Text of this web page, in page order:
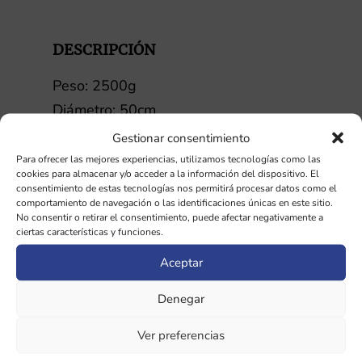
Gestionar consentimiento
Para ofrecer las mejores experiencias, utilizamos tecnologías como las
cookies para almacenar y/o acceder a la información del dispositivo. El
consentimiento de estas tecnologías nos permitirá procesar datos como el
comportamiento de navegación o las identificaciones únicas en este sitio.
No consentir o retirar el consentimiento, puede afectar negativamente a
ciertas características y funciones.
Aceptar
Denegar
Ver preferencias
DESCRIPCIÓN
Peso: 2500g
Diámetro: 50cm
Ancho: 26mm de grosor
Aleación de Hierro, Cromo y Niquel.
Los gongs de espejo se caracterizan
por ser ligeramente abombados con
un borde de 2-5cm. Cuando los
golpeamos producen una variedad de
notas armónicas que causan una
la mente. Son similares a los gongs